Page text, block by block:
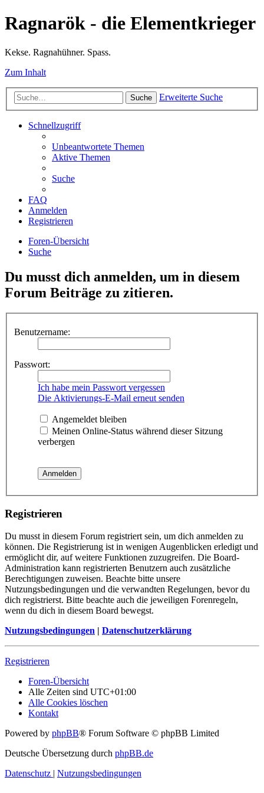
Ragnarök - die Elementkrieger
Kekse. Ragnahühner. Spass.
Zum Inhalt
Suche Erweiterte Suche
Schnellzugriff
Unbeantwortete Themen
Aktive Themen
Suche
FAQ
Anmelden
Registrieren
Foren-Übersicht
Suche
Du musst dich anmelden, um in diesem
Forum Beiträge zu zitieren.
Benutzername:
Passwort:
Ich habe mein Passwort vergessen
Die Aktivierungs-E-Mail erneut senden
Angemeldet bleiben
Meinen Online-Status während dieser Sitzung
verbergen
Registrieren
Du musst in diesem Forum registriert sein, um dich anmelden zu
können. Die Registrierung ist in wenigen Augenblicken erledigt und
ermöglicht dir, auf weitere Funktionen zuzugreifen. Die Board-
Administration kann registrierten Benutzern auch zusätzliche
Berechtigungen zuweisen. Beachte bitte unsere
Nutzungsbedingungen und die verwandten Regelungen, bevor du
dich registrierst. Bitte beachte auch die jeweiligen Forenregeln,
wenn du dich in diesem Board bewegst.
Nutzungsbedingungen | Datenschutzerklärung
Registrieren
Foren-Übersicht
Alle Zeiten sind UTC+01:00
Alle Cookies löschen
Kontakt
Powered by phpBB® Forum Software © phpBB Limited
Deutsche Übersetzung durch phpBB.de
Datenschutz | Nutzungsbedingungen